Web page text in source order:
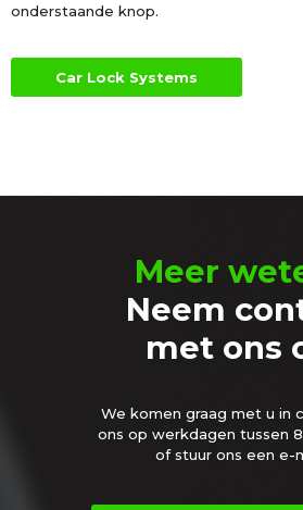
onderstaande knop.
Car Lock Systems
Meer
Neem
met ons
We komen graag met u in
ons op werkdagen tussen
of stuur ons een e-